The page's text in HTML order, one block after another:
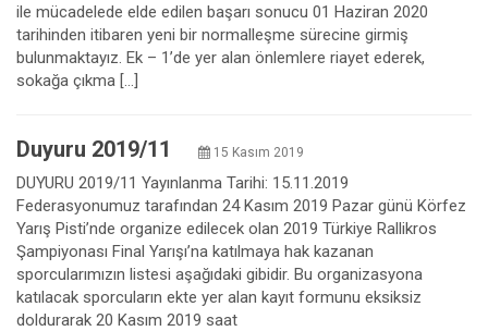
ile mücadelede elde edilen başarı sonucu 01 Haziran 2020
tarihinden itibaren yeni bir normalleşme sürecine girmiş
bulunmaktayız. Ek – 1’de yer alan önlemlere riayet ederek,
sokağa çıkma […]
Duyuru 2019/11 15 Kasım 2019
DUYURU 2019/11 Yayınlanma Tarihi: 15.11.2019
Federasyonumuz tarafından 24 Kasım 2019 Pazar günü Körfez
Yarış Pisti’nde organize edilecek olan 2019 Türkiye Rallikros
Şampiyonası Final Yarışı’na katılmaya hak kazanan
sporcularımızın listesi aşağıdaki gibidir. Bu organizasyona
katılacak sporcuların ekte yer alan kayıt formunu eksiksiz
doldurarak 20 Kasım 2019 saat